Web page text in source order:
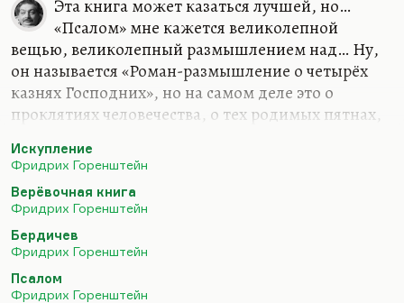
Эта книга может казаться лучшей, но…
«Псалом» мне кажется великолепной
вещью, великолепный размышлением над… Ну,
он называется «Роман-размышление о четырёх
казнях Господних», но на самом деле это о
проклятиях человечества, о тех родимых пятнах,
несёт на себе. Но я бы советовал вам прочесть
«Искупление». Мне кажется, вот это — лучше из
того, что написал Горенштейн. Во всяком случае
на меня оно как-то сильнее всего подействовало
и, рискну сказать, повлияло. Кроме того,
конечно, «Место», хотя бы третью и четвёртую
книгу. Конечно, я думаю, «Попутчиков».
Искупление
Фридрих Горенштейн
Верёвочная книга
Фридрих Горенштейн
Бердичев
Фридрих Горенштейн
Псалом
Фридрих Горенштейн